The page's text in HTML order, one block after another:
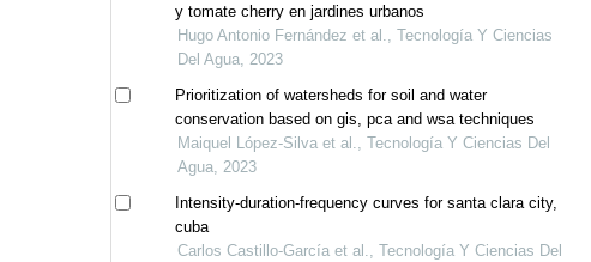
y tomate cherry en jardines urbanos
Hugo Antonio Fernández et al., Tecnología Y Ciencias
Del Agua, 2023
Prioritization of watersheds for soil and water
conservation based on gis, pca and wsa techniques
Maiquel López-Silva et al., Tecnología Y Ciencias Del
Agua, 2023
Intensity-duration-frequency curves for santa clara city,
cuba
Carlos Castillo-García et al., Tecnología Y Ciencias Del